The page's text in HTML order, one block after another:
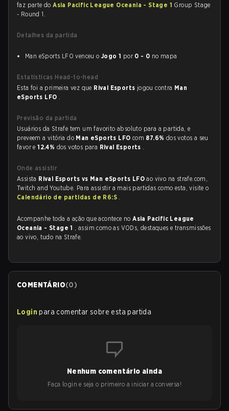
faz parte doAsia Pacific League Oceania - Stage 1 Group Stage
- Round 1.
Detalhes da partida
Man eSports LFO venceu o Jogo 1 por 0 - 0 no mapa
Estatísticas Head-to-head
Esta foi a primeira vez que Rival Esports jogou contra Man
eSports LFO .
Previsão da partida
Usuários da Strafe tem um favorito absoluto para a partida, e
preveem a vitória do Man eSports LFO com 87.6% dos votos a seu
favor e12.4% dos votos para Rival Esports .
Onde assistir
Assista Rival Esports vs Man eSports LFOao vivo na strafe.com,
Twitch and Youtube. Para assistir a mais partidas como esta, visite o
Calendário de partidas de R6:S .
Acompanhe toda a ação que acontece noAsia Pacific League
Oceania - Stage 1 , assim como as VODs, destaques e transmissões
ao vivo, tudo na Strafe.
COMENTÁRIO(0)
Login para comentar sobre esta partida
Nenhum comentário ainda
Faça login e seja o primeiro a iniciar a conversa!